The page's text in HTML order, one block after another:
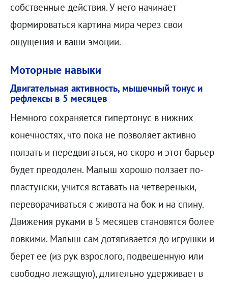
собственные действия. У него начинает
формироваться картина мира через свои
ощущения и ваши эмоции.
Моторные навыки
Двигательная активность, мышечный тонус и
рефлексы в 5 месяцев
Немного сохраняется гипертонус в нижних
конечностях, что пока не позволяет активно
ползать и передвигаться, но скоро и этот барьер
будет преодолен. Малыш хорошо ползает по-
пластунски, учится вставать на четвереньки,
переворачиваться с живота на бок и на спину.
Движения руками в 5 месяцев становятся более
ловкими. Малыш сам дотягивается до игрушки и
берет ее (из рук взрослого, подвешенную или
свободно лежащую), длительно удерживает в